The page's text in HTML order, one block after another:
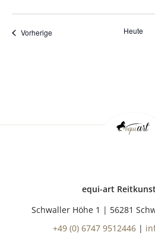
VorherigeVeranstaltungen Heute
equi-art
Schwaller Höhe 1 | 56281
+49 (0) 6747 9512446 |